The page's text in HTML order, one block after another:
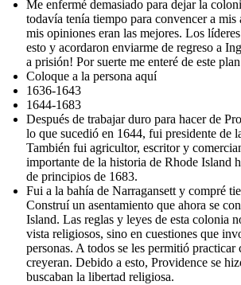
Me enfermé demasiado para dejar la
todavía tenía tiempo para convencer a
mis opiniones eran las mejores. Los
esto y acordaron enviarme de regreso a
a prisión! Por suerte me enteré de este
Coloque a la persona aquí
1636-1643
1644-1683
Después de trabajar duro para hacer de
lo que sucedió en 1644, fui presidente de
También fui agricultor, escritor y
importante de la historia de Rhode Island
de principios de 1683.
Fui a la bahía de Narragansett y compré
Construí un asentamiento que ahora se
Island. Las reglas y leyes de esta colonia
vista religiosos, sino en cuestiones que
personas. A todos se les permitió
creyeran. Debido a esto, Providence se
buscaban la libertad religiosa.